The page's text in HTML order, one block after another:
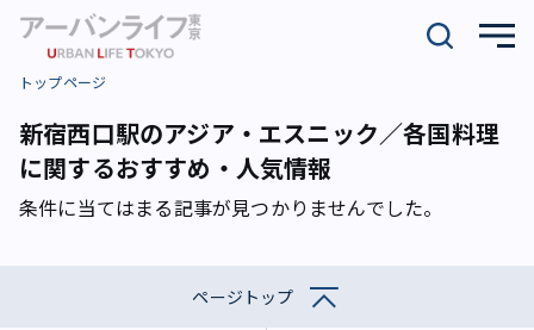
トップページ
新宿西口駅のアジア・エスニック／各国料理
に関するおすすめ・人気情報
条件に当てはまる記事が見つかりませんでした。
ページトップ